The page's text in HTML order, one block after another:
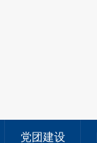
党团建设